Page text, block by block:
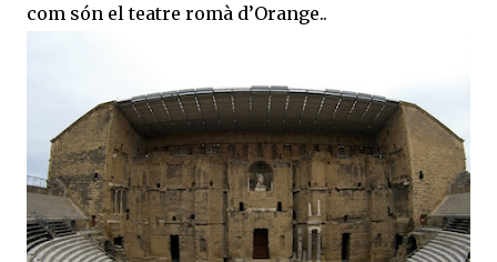
com són el teatre romà d’Orange..